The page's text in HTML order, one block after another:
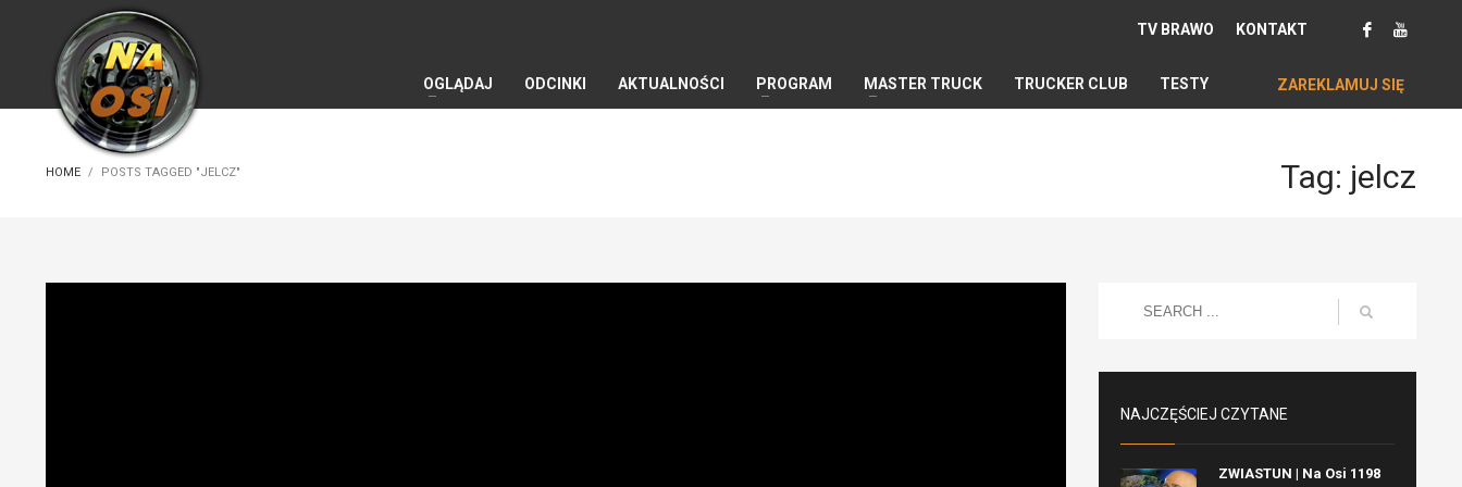
TV BRAWO KONTAKT
OGLĄDAJ ODCINKI AKTUALNOŚCI PROGRAM MASTER TRUCK TRUCKER CLUB TESTY ZAREKLAMUJ SIĘ
HOME POSTS TAGGED "JELCZ" Tag: jelcz
NAJCZĘŚCIEJ CZYTANE
ZWIASTUN | Na Osi 1198